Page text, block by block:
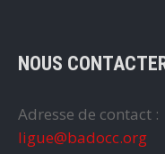
NOUS
Adresse de contact :
ligue@badocc.org